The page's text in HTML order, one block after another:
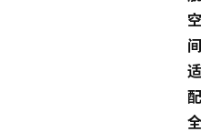
空
间
适
配
全